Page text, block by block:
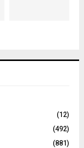
(12)
(492)
(881)